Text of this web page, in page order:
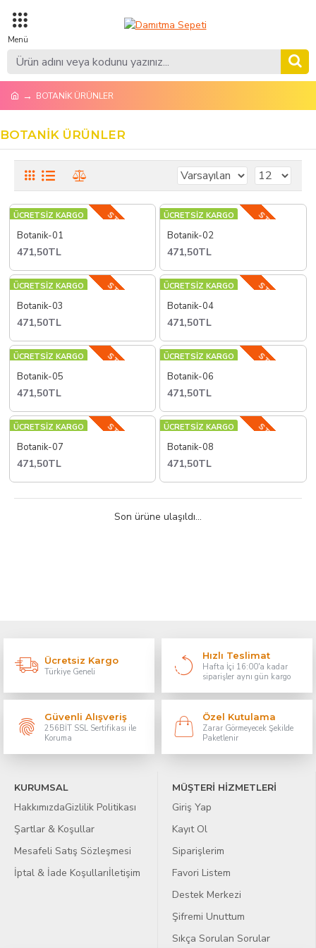
BOTANİK ÜRÜNLER
BOTANİK ÜRÜNLER
ÜCRETSİZ KARGO STOKTA YOK
Botanik-01
471,50TL
ÜCRETSİZ KARGO STOKTA YOK
Botanik-02
471,50TL
ÜCRETSİZ KARGO STOKTA YOK
Botanik-03
471,50TL
ÜCRETSİZ KARGO STOKTA YOK
Botanik-04
471,50TL
ÜCRETSİZ KARGO STOKTA YOK
Botanik-05
471,50TL
ÜCRETSİZ KARGO STOKTA YOK
Botanik-06
471,50TL
ÜCRETSİZ KARGO STOKTA YOK
Botanik-07
471,50TL
ÜCRETSİZ KARGO STOKTA YOK
Botanik-08
471,50TL
Son ürüne ulaşıldı...
Ücretsiz Kargo
Türkiye Geneli
Hızlı Teslimat
Hafta İçi 16:00'a kadar
siparişler aynı gün kargo
Güvenli Alışveriş
256BİT SSL Sertifikası ile
Koruma
Özel Kutulama
Zarar Görmeyecek Şekilde
Paketlenir
KURUMSAL
HakkımızdaGizlilik Politikası
Şartlar & Koşullar
Mesafeli Satış Sözleşmesi
İptal & İade Koşullarıİletişim
MÜŞTERİ HİZMETLERİ
Giriş Yap
Kayıt Ol
Siparişlerim
Favori Listem
Destek Merkezi
Şifremi Unuttum
Sıkça Sorulan Sorular